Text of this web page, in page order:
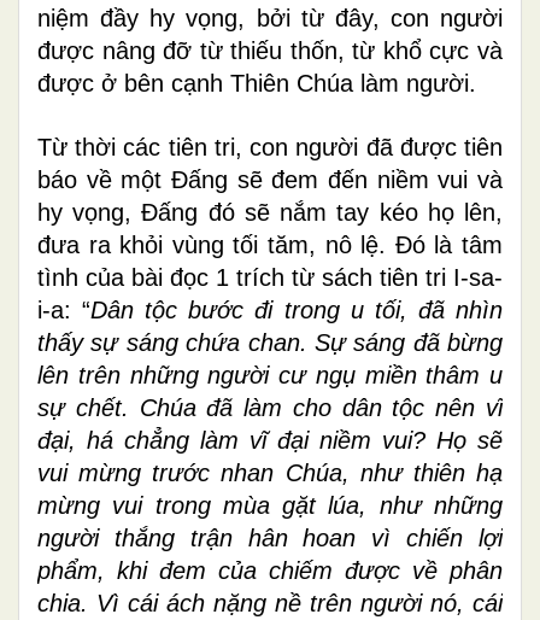
niệm đầy hy vọng, bởi từ đây, con người
được nâng đỡ từ thiếu thốn, từ khổ cực và
được ở bên cạnh Thiên Chúa làm người.
Từ thời các tiên tri, con người đã được tiên
báo về một Đấng sẽ đem đến niềm vui và
hy vọng, Đấng đó sẽ nắm tay kéo họ lên,
đưa ra khỏi vùng tối tăm, nô lệ. Đó là tâm
tình của bài đọc 1 trích từ sách tiên tri I-sa-
i-a: “Dân tộc bước đi trong u tối, đã nhìn
thấy sự sáng chứa chan. Sự sáng đã bừng
lên trên những người cư ngụ miền thâm u
sự chết. Chúa đã làm cho dân tộc nên vĩ
đại, há chẳng làm vĩ đại niềm vui? Họ sẽ
vui mừng trước nhan Chúa, như thiên hạ
mừng vui trong mùa gặt lúa, như những
người thắng trận hân hoan vì chiến lợi
phẩm, khi đem của chiếm được về phân
chia. Vì cái ách nặng nề trên người nó, cái